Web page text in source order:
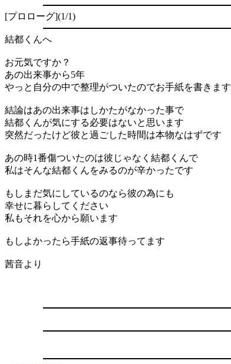
[プロローグ](1/1)
結都くんへ
お元気ですか？
あの出来事から5年
やっと自分の中で整理がついたのでお手紙を書きます
結論はあの出来事はしかたがなかった事で
結都くんが気にする必要はないと思います
突然だったけど彼と過ごした時間は本物なはずです
あの時1番傷ついたのは彼じゃなく結都くんで
私はそんな結都くんをみるのが辛かったです
もしまだ気にしているのなら彼の為にも
幸せに暮らしてください
私もそれを心から願います
もしよかったら手紙の返事待ってます
茜音より